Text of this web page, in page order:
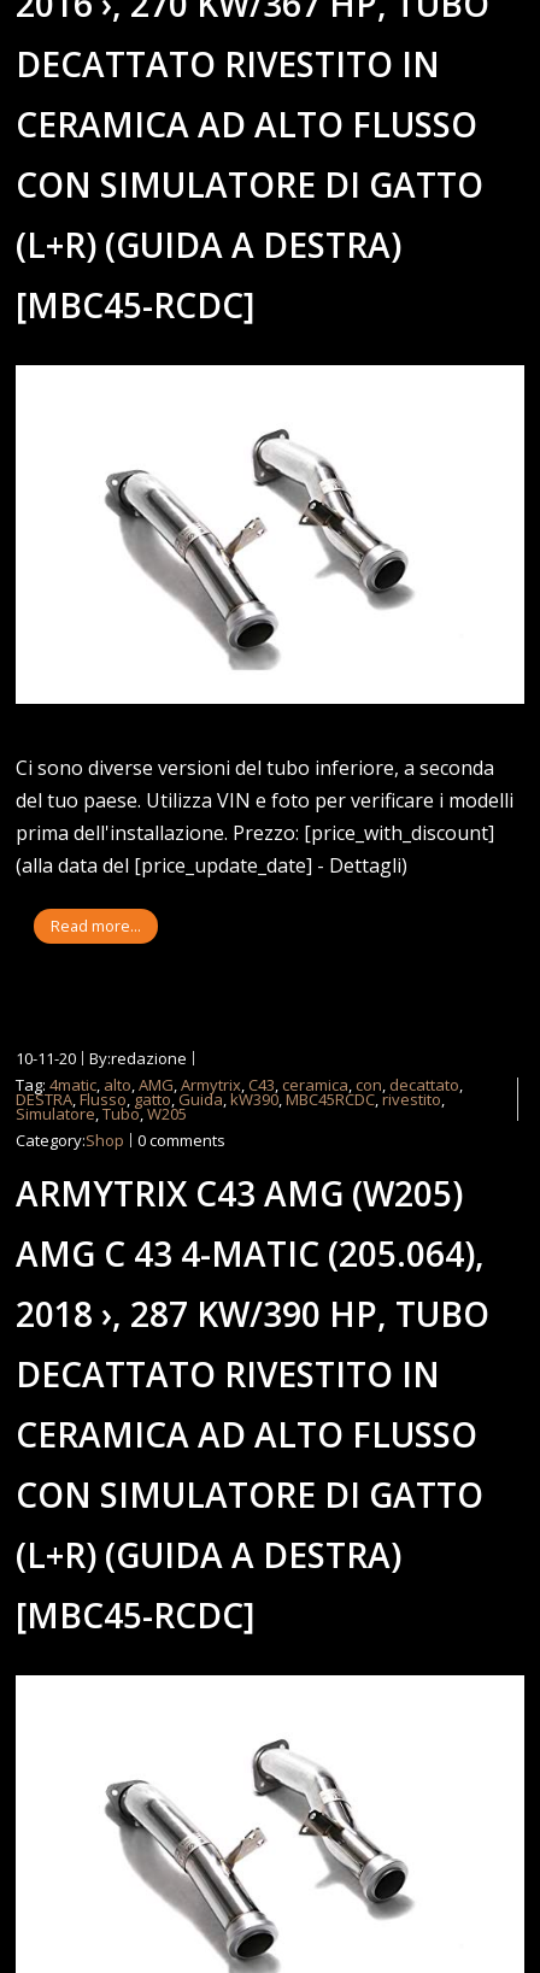
DECATTATO RIVESTITO IN
CERAMICA AD ALTO FLUSSO
CON SIMULATORE DI GATTO
(L+R) (GUIDA A DESTRA)
[MBC45-RCDC]
Ci sono diverse versioni del tubo inferiore, a seconda
del tuo paese. Utilizza VIN e foto per verificare i modelli
prima dell'installazione. Prezzo: [price_with_discount]
(alla data del [price_update_date] - Dettagli)
Read more...
10-11-20
By:redazione
Tag:4matic, alto,AMG,Armytrix, C43, ceramica, con, decattato,
DESTRA,Flusso,gatto,Guida,kW390,MBC45RCDC,rivestito,
Simulatore,Tubo,W205
Category:Shop 0 comments
ARMYTRIX C43 AMG (W205)
AMG C 43 4-MATIC (205.064),
2018 ›, 287 KW/390 HP, TUBO
DECATTATO RIVESTITO IN
CERAMICA AD ALTO FLUSSO
CON SIMULATORE DI GATTO
(L+R) (GUIDA A DESTRA)
[MBC45-RCDC]